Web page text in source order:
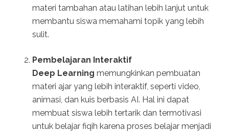
materi tambahan atau latihan lebih lanjut untuk
membantu siswa memahami topik yang lebih
sulit.
Pembelajaran Interaktif
Deep Learning memungkinkan pembuatan
materi ajar yang lebih interaktif, seperti video,
animasi, dan kuis berbasis AI. Hal ini dapat
membuat siswa lebih tertarik dan termotivasi
untuk belajar fiqih karena proses belajar menjadi